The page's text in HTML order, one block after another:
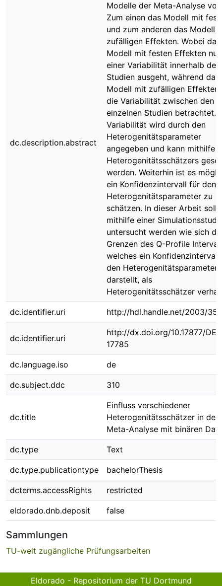
dc.description.abstract
Modelle der Meta-Analyse vor.
Zum einen das Modell mit
und zum anderen das Modell
zufälligen Effekten. Wobei das
Modell mit festen Effekten
einer Variabilität innerhalb der
Studien ausgeht, während das
Modell mit zufälligen Effekten
die Variabilität zwischen den
einzelnen Studien betrachtet.
Variabilität wird durch den
Heterogenitätsparameter
angegeben und kann mithilfe
Heterogenitätsschätzers
werden. Weiterhin ist es
ein Konfidenzintervall für den
Heterogenitätsparameter zu
schätzen. In dieser Arbeit soll
mithilfe einer
untersucht werden wie sich
Grenzen des Q-Profile
welches ein Konfidenzintervall
den Heterogenitätsparameter
darstellt, als
Heterogenitätsschätzer
dc.identifier.uri http://hdl.handle.net/2003/
dc.identifier.uri
http://dx.doi.org/10.17877/
17785
dc.language.iso de
dc.subject.ddc 310
dc.title
Einfluss verschiedener
Heterogenitätsschätzer in der
Meta-Analyse mit binären
dc.type Text
dc.type.publicationtype bachelorThesis
dcterms.accessRights restricted
eldorado.dnb.deposit false
Sammlungen
TU-weit zugängliche Prüfungsarbeiten
Eldorado - Repositorium der TU Dortmund